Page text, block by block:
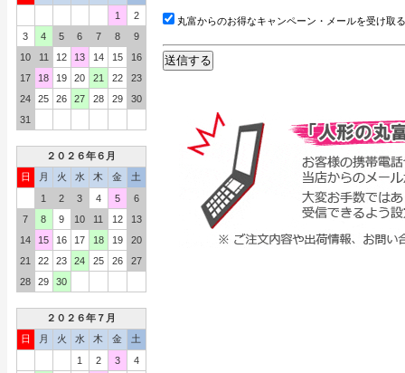
1
2
3
4 5 6 7 8
9
10
11 12 13 14 15
16
17
18 19 20 21 22
23
24
25 26 27 28 29
30
31
２０２６年６月
日
月 火 水 木 金
土
1
2 3 4 5
6
7
8 9 10 11 12
13
14
15 16 17 18 19
20
21
22 23 24 25 26
27
28
29 30
２０２６年７月
日
月 火 水 木 金
土
1
2 3 4
丸富からのお得なキャンペーン・メールを受け取る